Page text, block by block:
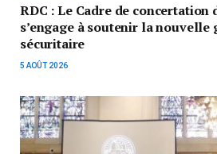
RDC : Le Cadre de concertation
s’engage à soutenir la nouvelle
sécuritaire
5 AOÛT 2026